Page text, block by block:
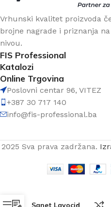
Vrhunski kvalitet proizvoda
brojne nagrade i priznanja
nivou.
FIS Professional
Katalozi
Online Trgovina
Poslovni centar 96, VITEZ
+387 30 717 140
info@fis-professional.ba
2025 Sva prava zadržana.
Sanet Lavocid